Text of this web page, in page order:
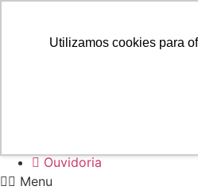
Utilizamos cookies para
Portal do Professor
Ouvidoria
Menu